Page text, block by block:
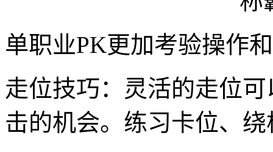
单职业PK更加考验操作
走位技巧：灵活的走位
击的机会。练习卡位、